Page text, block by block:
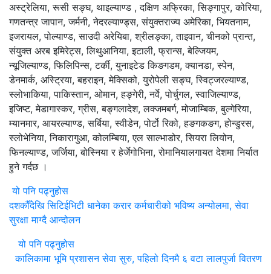
अस्ट्रेलिया, रूसी सङ्घ, थाइल्याण्ड , दक्षिण अफ्रिका, सिङ्गापुर, कोरिया,
गणतन्त्र जापान, जर्मनी, नेदरल्याण्ड्स, संयुक्तराज्य अमेरिका, भियतनाम,
इजरायल, पोल्याण्ड, साउदी अरेयिबा, श्रीलङ्का, ताइवान, चीनको प्रान्त,
संयुक्त अरब इमिरेट्स, लिथुआनिया, इटाली, फ्रान्स, बेल्जियम,
न्यूजिल्याण्ड, फिलिपिन्स, टर्की, युनाइटेड किङगडम, क्यानडा, स्पेन,
डेनमार्क, अस्ट्रिया, बहराइन, मेक्सिको, युरोपेली सङ्घ, स्विट्जरल्याण्ड,
स्लोभाकिया, पाकिस्तान, ओमान, हङ्गेरी, नर्वे, पोर्चुगल, स्वाजिल्याण्ड,
इजिप्ट, मेडागास्कर, ग्रीस, बङ्गलादेश, लक्जमबर्ग, मोजाम्बिक, बुल्गेरिया,
म्यानमार, आयरल्याण्ड, सर्बिया, स्वीडेन, पोर्टो रिको, हङगकङग, होन्डुरस,
स्लोभेनिया, निकारागुआ, कोलम्बिया, एल साल्भाडोर, सियरा लियोन,
फिनल्याण्ड, जर्जिया, बोस्निया र हेर्जेगोभिना, रोमानियालगायत देशमा निर्यात
हुने गर्दछ ।
यो पनि पढ्नुहोस
दशकौँदेखि सिटिईभिटी धानेका करार कर्मचारीको भविष्य अन्योलमा, सेवा
सुरक्षा माग्दै आन्दोलन
यो पनि पढ्नुहोस
कालिकामा भूमि प्रशासन सेवा सुरु, पहिलो दिनमै ६ वटा लालपुर्जा वितरण